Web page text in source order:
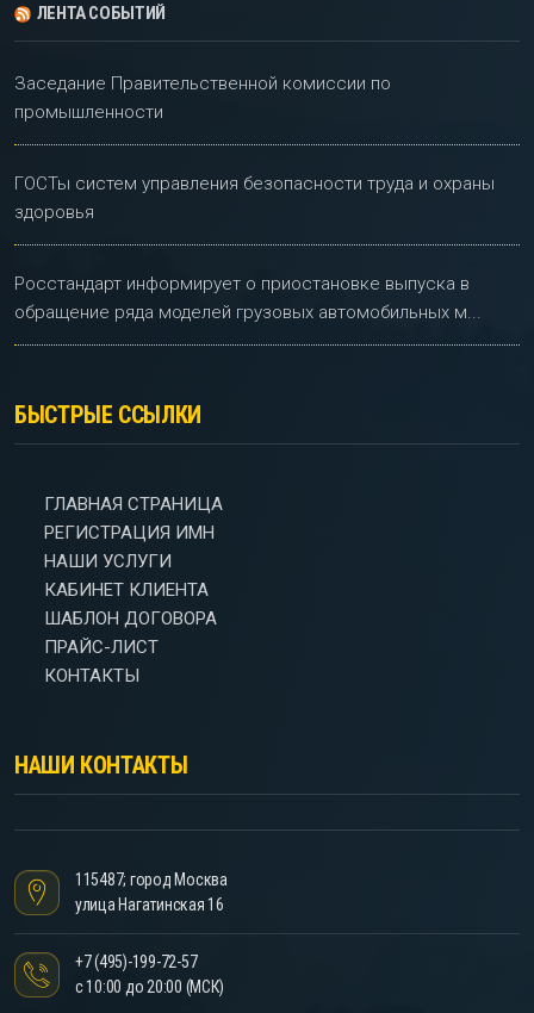
ЛЕНТА СОБЫТИЙ
Заседание Правительственной комиссии по
промышленности
ГОСТы систем управления безопасности труда и охраны
здоровья
Росстандарт информирует о приостановке выпуска в
обращение ряда моделей грузовых автомобильных м...
БЫСТРЫЕ ССЫЛКИ
ГЛАВНАЯ СТРАНИЦА
РЕГИСТРАЦИЯ ИМН
НАШИ УСЛУГИ
КАБИНЕТ КЛИЕНТА
ШАБЛОН ДОГОВОРА
ПРАЙС-ЛИСТ
КОНТАКТЫ
НАШИ КОНТАКТЫ
115487; город Москва
улица Нагатинская 16
+7 (495)-199-72-57
с 10:00 до 20:00 (МСК)